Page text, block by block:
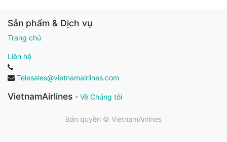
Sản phẩm & Dịch vụ
Trang chủ
Liên hệ
Telesales@vietnamairlines.com
VietnamAirlines - Về Chúng tôi
Bản quyền © VietnamAirlines